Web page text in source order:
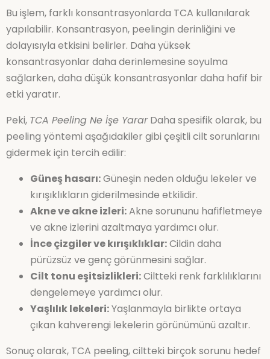
Bu işlem, farklı konsantrasyonlarda TCA kullanılarak
yapılabilir. Konsantrasyon, peelingin derinliğini ve
dolayısıyla etkisini belirler. Daha yüksek
konsantrasyonlar daha derinlemesine soyulma
sağlarken, daha düşük konsantrasyonlar daha hafif bir
etki yaratır.
Peki, TCA Peeling Ne İşe Yarar Daha spesifik olarak, bu
peeling yöntemi aşağıdakiler gibi çeşitli cilt sorunlarını
gidermek için tercih edilir:
Güneş hasarı:Güneşin neden olduğu lekeler ve
kırışıklıkların giderilmesinde etkilidir.
Akne ve akne izleri:Akne sorununu hafifletmeye
ve akne izlerini azaltmaya yardımcı olur.
İnce çizgiler ve kırışıklıklar:Cildin daha
pürüzsüz ve genç görünmesini sağlar.
Cilt tonu eşitsizlikleri:Ciltteki renk farklılıklarını
dengelemeye yardımcı olur.
Yaşlılık lekeleri:Yaşlanmayla birlikte ortaya
çıkan kahverengi lekelerin görünümünü azaltır.
Sonuç olarak, TCA peeling, ciltteki birçok sorunu hedef